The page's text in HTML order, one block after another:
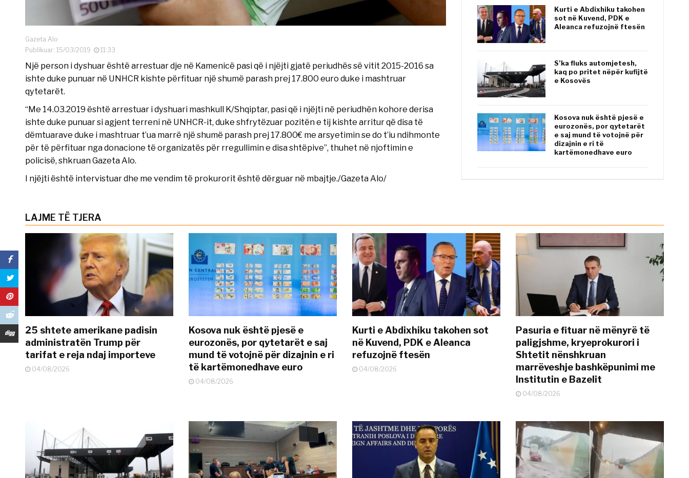
Gazeta Alo
Publikuar: 15/03/2019
11:33
Një person i dyshuar është arrestuar dje në Kamenicë pasi që i njëjti gjatë periudhës së vitit 2015-2016 sa
ishte duke punuar në UNHCR kishte përfituar një shumë parash prej 17.800 euro duke i mashtruar
qytetarët.
“Me 14.03.2019 është arrestuar i dyshuari mashkull K/Shqiptar, pasi që i njëjti në periudhën kohore derisa
ishte duke punuar si agjent terreni në UNHCR-it, duke shfrytëzuar pozitën e tij kishte arritur që disa të
dëmtuarave duke i mashtruar t’ua marrë një shumë parash prej 17.800€ me arsyetimin se do t’iu ndihmonte
për të përfituar nga donacione të organizatës për rregullimin e disa shtëpive”, thuhet në njoftimin e
policisë, shkruan Gazeta Alo.
I njëjti është intervistuar dhe me vendim të prokurorit është dërguar në mbajtje./Gazeta Alo/
Kurti e Abdixhiku takohen
sot në Kuvend, PDK e
Aleanca refuzojnë ftesën
S’ka fluks automjetesh,
kaq po pritet nëpër kufijtë
e Kosovës
Kosova nuk është pjesë e
eurozonës, por qytetarët
e saj mund të votojnë për
dizajnin e ri të
kartëmonedhave euro
LAJME TË TJERA
25 shtete amerikane padisin
administratën Trump për
tarifat e reja ndaj importeve
04/08/2026
Kosova nuk është pjesë e
eurozonës, por qytetarët e saj
mund të votojnë për dizajnin e ri
të kartëmonedhave euro
04/08/2026
Kurti e Abdixhiku takohen sot
në Kuvend, PDK e Aleanca
refuzojnë ftesën
04/08/2026
Pasuria e fituar në mënyrë të
paligjshme, kryeprokurori i
Shtetit nënshkruan
marrëveshje bashkëpunimi me
Institutin e Bazelit
04/08/2026